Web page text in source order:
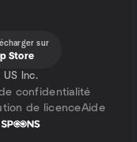
sur
Store
US Inc.
confidentialité
de licenceAide